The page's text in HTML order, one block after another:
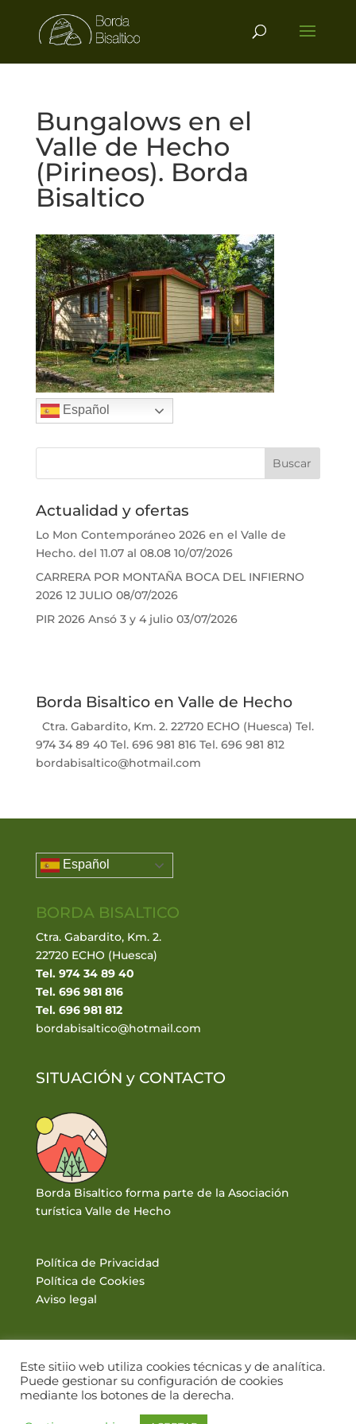
Bungalows en el
Valle de Hecho
(Pirineos). Borda
Bisaltico
Español
Actualidad y ofertas
Lo Mon Contemporáneo 2026 en el Valle de
Hecho. del 11.07 al 08.08 10/07/2026
CARRERA POR MONTAÑA BOCA DEL INFIERNO
2026 12 JULIO 08/07/2026
PIR 2026 Ansó 3 y 4 julio 03/07/2026
Borda Bisaltico en Valle de Hecho
Ctra. Gabardito, Km. 2. 22720 ECHO (Huesca) Tel.
974 34 89 40 Tel. 696 981 816 Tel. 696 981 812
bordabisaltico@hotmail.com
Español
BORDA BISALTICO
Ctra. Gabardito, Km. 2.
22720 ECHO (Huesca)
Tel. 974 34 89 40
Tel. 696 981 816
Tel. 696 981 812
bordabisaltico@hotmail.com
SITUACIÓN y CONTACTO
Borda Bisaltico forma parte de la Asociación
turística Valle de Hecho
Política de Privacidad
Política de Cookies
Aviso legal
Este sitiio web utiliza cookies técnicas y de analítica.
Puede gestionar su configuración de cookies
mediante los botones de la derecha.